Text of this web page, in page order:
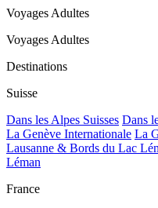
Voyages Adultes
Voyages Adultes
Destinations
Suisse
Dans les Alpes Suisses Dans
La Genève Internationale La
Lausanne & Bords du Lac
Léman
France